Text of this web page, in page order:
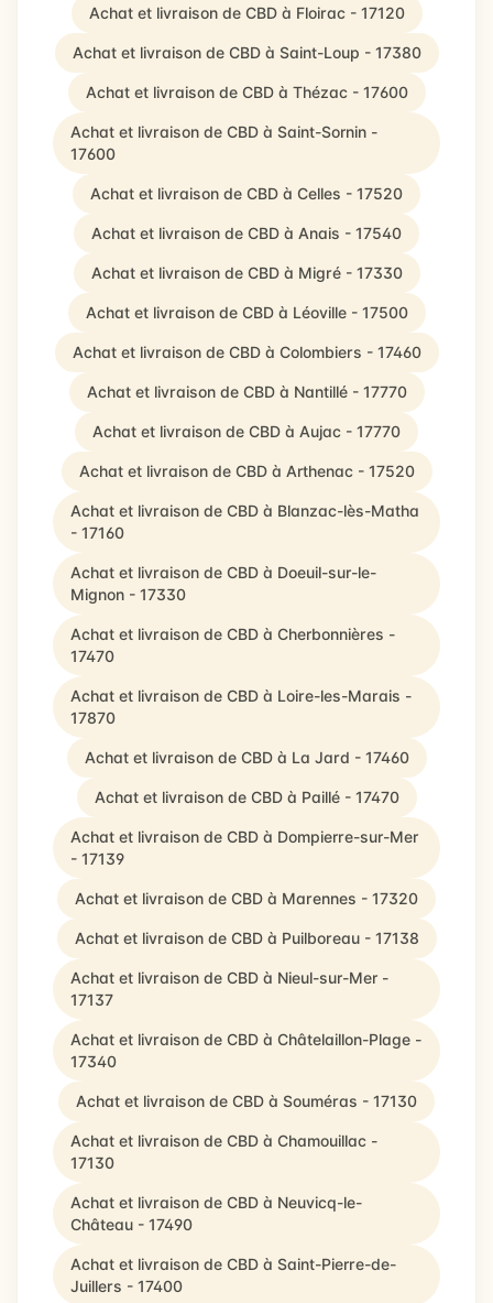
Achat et livraison de CBD à Floirac - 17120
Achat et livraison de CBD à Saint-Loup - 17380
Achat et livraison de CBD à Thézac - 17600
Achat et livraison de CBD à Saint-Sornin -
17600
Achat et livraison de CBD à Celles - 17520
Achat et livraison de CBD à Anais - 17540
Achat et livraison de CBD à Migré - 17330
Achat et livraison de CBD à Léoville - 17500
Achat et livraison de CBD à Colombiers - 17460
Achat et livraison de CBD à Nantillé - 17770
Achat et livraison de CBD à Aujac - 17770
Achat et livraison de CBD à Arthenac - 17520
Achat et livraison de CBD à Blanzac-lès-Matha
- 17160
Achat et livraison de CBD à Doeuil-sur-le-
Mignon - 17330
Achat et livraison de CBD à Cherbonnières -
17470
Achat et livraison de CBD à Loire-les-Marais -
17870
Achat et livraison de CBD à La Jard - 17460
Achat et livraison de CBD à Paillé - 17470
Achat et livraison de CBD à Dompierre-sur-Mer
- 17139
Achat et livraison de CBD à Marennes - 17320
Achat et livraison de CBD à Puilboreau - 17138
Achat et livraison de CBD à Nieul-sur-Mer -
17137
Achat et livraison de CBD à Châtelaillon-Plage -
17340
Achat et livraison de CBD à Souméras - 17130
Achat et livraison de CBD à Chamouillac -
17130
Achat et livraison de CBD à Neuvicq-le-
Château - 17490
Achat et livraison de CBD à Saint-Pierre-de-
Juillers - 17400